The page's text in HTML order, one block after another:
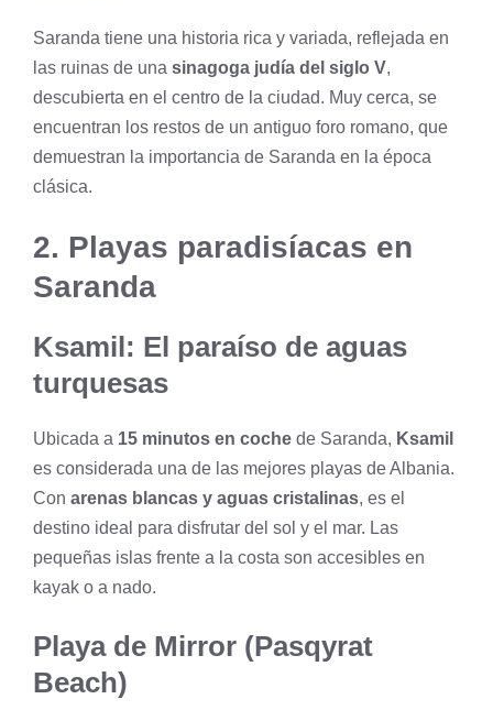
Saranda tiene una historia rica y variada, reflejada en
las ruinas de una sinagoga judía del siglo V,
descubierta en el centro de la ciudad. Muy cerca, se
encuentran los restos de un antiguo foro romano, que
demuestran la importancia de Saranda en la época
clásica.
2. Playas paradisíacas en
Saranda
Ksamil: El paraíso de aguas
turquesas
Ubicada a 15 minutos en coche de Saranda, Ksamil
es considerada una de las mejores playas de Albania.
Con arenas blancas y aguas cristalinas, es el
destino ideal para disfrutar del sol y el mar. Las
pequeñas islas frente a la costa son accesibles en
kayak o a nado.
Playa de Mirror (Pasqyrat
Beach)